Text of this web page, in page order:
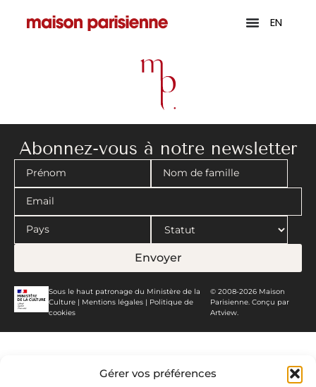
Gérer vos préférences
EN
Abonnez-vous à notre newsletter
Envoyer
Sous le haut patronage du Ministère de la
Culture | Mentions légales | Politique de
cookies
© 2008-2026 Maison
Parisienne. Conçu par
Artview.